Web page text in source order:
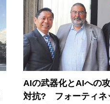
AIの武器化とAIへの
対抗? フォーティネ